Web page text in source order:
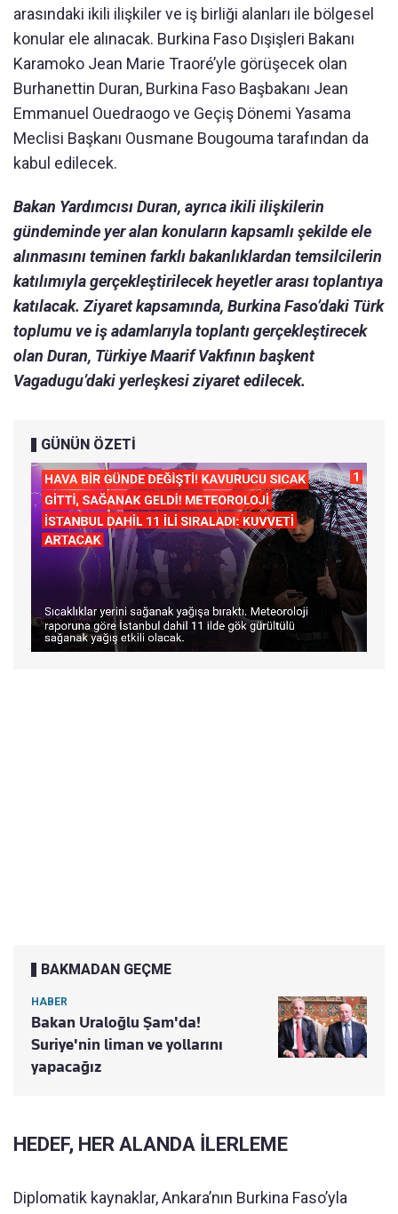
arasındaki ikili ilişkiler ve iş birliği alanları ile bölgesel
konular ele alınacak. Burkina Faso Dışişleri Bakanı
Karamoko Jean Marie Traoré’yle görüşecek olan
Burhanettin Duran, Burkina Faso Başbakanı Jean
Emmanuel Ouedraogo ve Geçiş Dönemi Yasama
Meclisi Başkanı Ousmane Bougouma tarafından da
kabul edilecek.
Bakan Yardımcısı Duran, ayrıca ikili ilişkilerin
gündeminde yer alan konuların kapsamlı şekilde ele
alınmasını teminen farklı bakanlıklardan temsilcilerin
katılımıyla gerçekleştirilecek heyetler arası toplantıya
katılacak. Ziyaret kapsamında, Burkina Faso’daki Türk
toplumu ve iş adamlarıyla toplantı gerçekleştirecek
olan Duran, Türkiye Maarif Vakfının başkent
Vagadugu’daki yerleşkesi ziyaret edilecek.
GÜNÜN ÖZETİ
BAKMADAN GEÇME
HABER
Bakan Uraloğlu Şam'da!
Suriye'nin liman ve yollarını
yapacağız
HEDEF, HER ALANDA İLERLEME
Diplomatik kaynaklar, Ankara’nın Burkina Faso’yla